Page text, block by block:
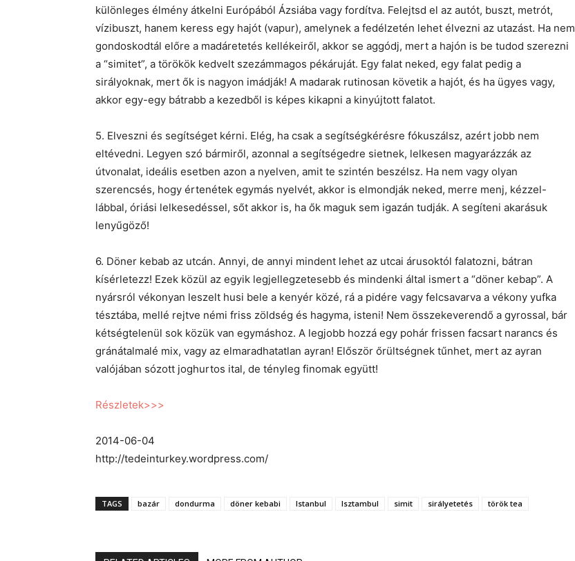
különleges élmény átkelni Európából Ázsiába vagy fordítva. Felejtsd el az autót, buszt, metrót,
vízibuszt, hanem keress egy hajót (vapur), amelynek a fedélzetén lehet élvezni az utazást. Ha nem
gondoskodtál előre a madáretetés kellékeiről, akkor se aggódj, mert a hajón is be tudod szerezni
a “simitet”, a törökök kedvelt szezámmagos pékáruját. Egy falat neked, egy falat pedig a
sirályoknak, mert ők is nagyon imádják! A madarak rutinosan követik a hajót, és ha ügyes vagy,
akkor egy-egy bátrabb a kezedből is képes kikapni a kinyújtott falatot.
5. Elveszni és segítséget kérni. Elég, ha csak a segítségkérésre fókuszálsz, azért jobb nem
eltévedni. Legyen szó bármiről, azonnal a segítségedre sietnek, lelkesen magyarázzák az
útvonalat, ideális esetben azon a nyelven, amit te szintén beszélsz. Ha nem vagy olyan
szerencsés, hogy értenétek egymás nyelvét, akkor is elmondják neked, merre menj, kézzel-
lábbal, óriási lelkesedéssel, sőt akkor is, ha ők maguk sem igazán tudják. A segíteni akarásuk
lenyűgöző!
6. Döner kebab az utcán. Annyi, de annyi mindent lehet az utcai árusoktól falatozni, bátran
kísérletezz! Ezek közül az egyik legjellegzetesebb és mindenki által ismert a “döner kebap”. A
nyársról vékonyan leszelt husi bele a kenyér közé, rá a pidére vagy felcsavarva a vékony yufka
tésztába, mellé rejtve némi friss zöldség és hagyma, isteni! Nem összekeverendő a gyrossal, bár
kétségtelenül sok közük van egymáshoz. A legjobb hozzá egy pohár frissen facsart narancs és
gránátalmalé mix, vagy az elmaradhatatlan ayran! Először őrültségnek tűnhet, mert az ayran
valójában sózott joghurtos ital, de tényleg finomak együtt!
Részletek>>>
2014-06-04
http://tedeinturkey.wordpress.com/
TAGS bazár dondurma döner kebabi Istanbul Isztambul simit sirályetetés török tea